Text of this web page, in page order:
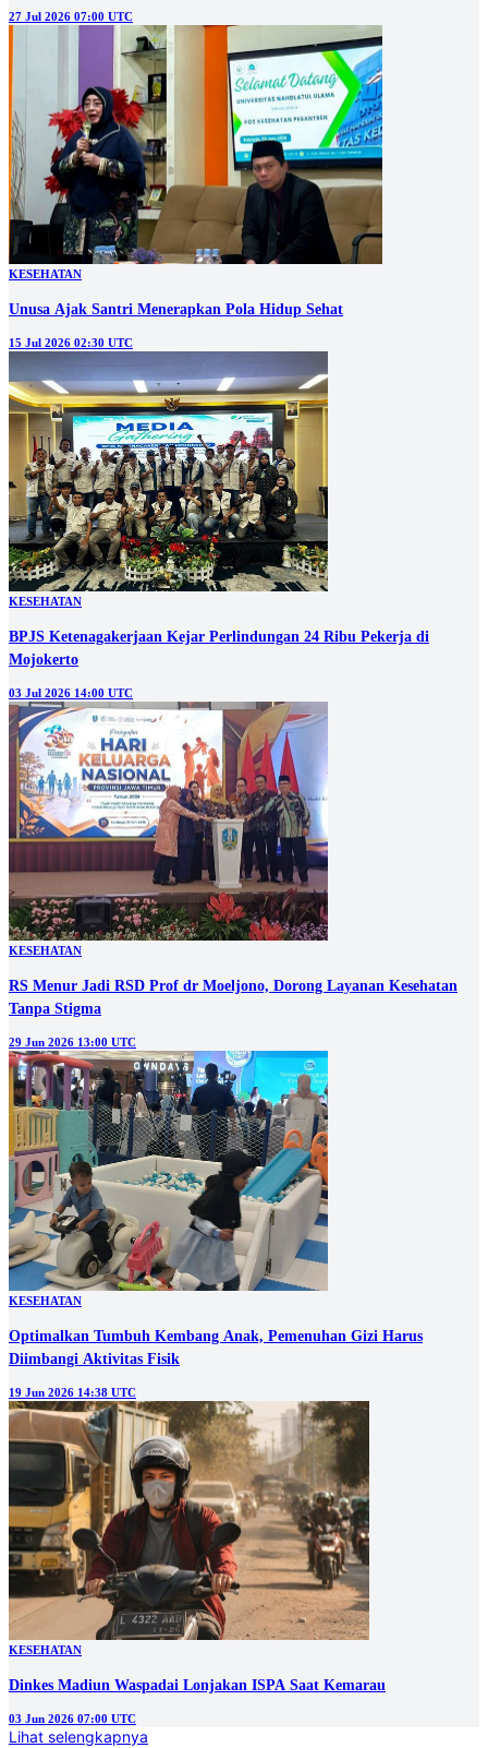
27 Jul 2026 07:00 UTC
KESEHATAN
Unusa Ajak Santri Menerapkan Pola Hidup Sehat
15 Jul 2026 02:30 UTC
KESEHATAN
BPJS Ketenagakerjaan Kejar Perlindungan 24 Ribu Pekerja di
Mojokerto
03 Jul 2026 14:00 UTC
KESEHATAN
RS Menur Jadi RSD Prof dr Moeljono, Dorong Layanan Kesehatan
Tanpa Stigma
29 Jun 2026 13:00 UTC
KESEHATAN
Optimalkan Tumbuh Kembang Anak, Pemenuhan Gizi Harus
Diimbangi Aktivitas Fisik
19 Jun 2026 14:38 UTC
KESEHATAN
Dinkes Madiun Waspadai Lonjakan ISPA Saat Kemarau
03 Jun 2026 07:00 UTC
Lihat selengkapnya